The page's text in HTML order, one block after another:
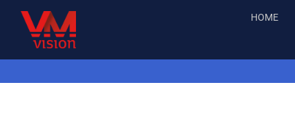
contenuto
HOME